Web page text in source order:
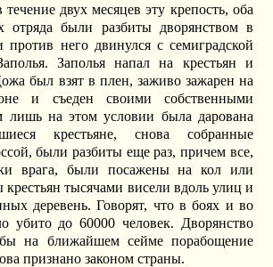
двух месяцев эту крепость, оба
отряда были разбиты дворянством в
против него двинулся с семиградской
Заполья напал на крестьян и
был взят в плен, заживо зажарен на
и съеден своими собственными
лишь на этом условии была дарована
крестьяне, снова собранные
были разбиты еще раз, причем все,
врага, были посажены на кол или
тысячами висели вдоль улиц и
деревень. Говорят, что в боях и во
убито до 60000 человек. Дворянство
на ближайшем сейме порабощение
признано законом страны.